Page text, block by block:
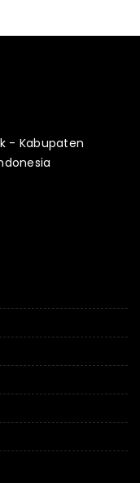
- Kabupaten